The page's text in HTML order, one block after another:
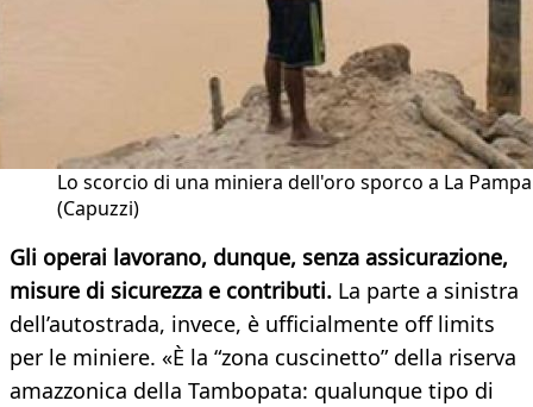
Lo scorcio di una miniera dell'oro sporco a La Pampa
(Capuzzi)
Gli operai lavorano, dunque, senza assicurazione,
misure di sicurezza e contributi. La parte a sinistra
dell’autostrada, invece, è ufficialmente off limits
per le miniere. «È la “zona cuscinetto” della riserva
amazzonica della Tambopata: qualunque tipo di